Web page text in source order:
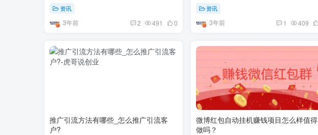
资讯
3年前 2 491 0
资讯
3年前 1 409
推广引流方法有哪些_怎么推广引流客
户?
微博红包自动挂机赚钱项目怎么样值得
做吗？